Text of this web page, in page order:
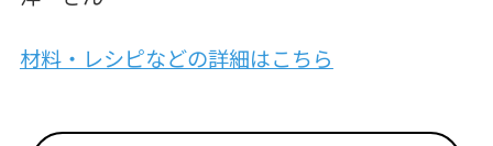
材料・レシピなどの詳細はこちら